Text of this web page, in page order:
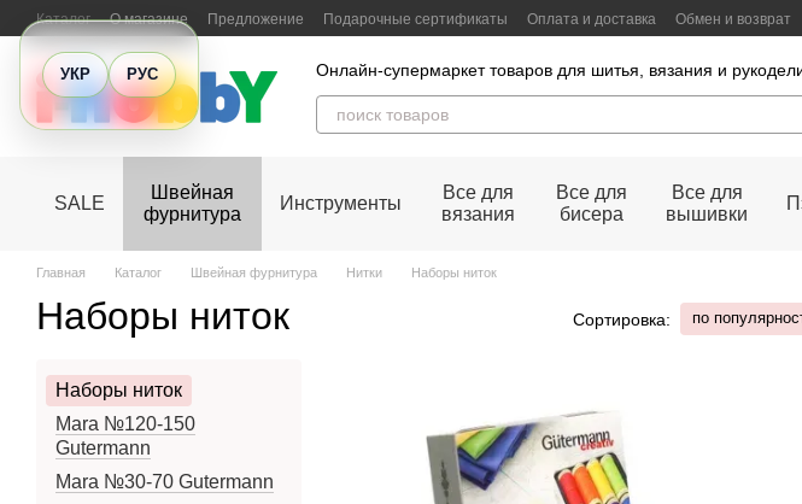
УКР РУС
Перейти к основному контенту
Каталог О магазине Предложение Подарочные сертификаты Оплата и доставка Обмен и возврат
Онлайн-супермаркет товаров для шитья, вязания и
SALE
Швейная
фурнитура
Инструменты
Все для
вязания
Все для
бисера
Все для
вышивки
Главная Каталог Швейная фурнитура Нитки Наборы ниток
Наборы ниток Сортировка: по
Наборы ниток
Mara №120-150
Gutermann
Mara №30-70 Gutermann